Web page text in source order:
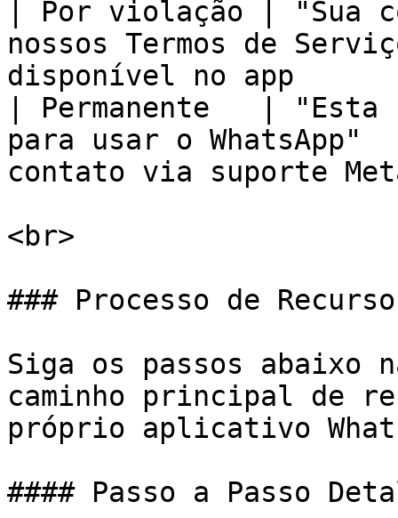
| Por violação | "Sua
nossos Termos de
disponível no app
| Permanente   | "Esta
para usar o
contato via suporte
<br>
### Processo de
Siga os passos abaixo
caminho principal de
próprio aplicativo
#### Passo a Passo